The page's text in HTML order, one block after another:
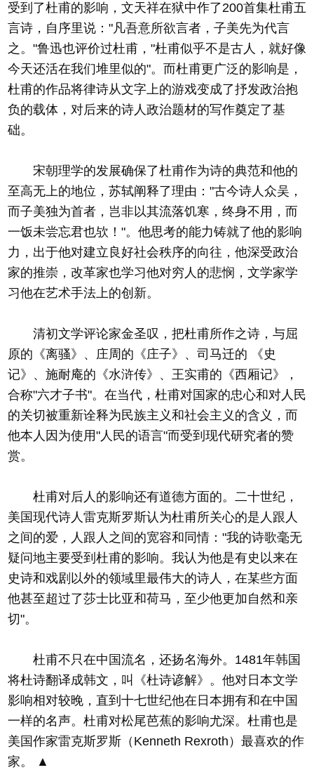
受到了杜甫的影响，文天祥在狱中作了200首集杜甫五
言诗，自序里说："凡吾意所欲言者，子美先为代言
之。"鲁迅也评价过杜甫，"杜甫似乎不是古人，就好像
今天还活在我们堆里似的"。而杜甫更广泛的影响是，
杜甫的作品将律诗从文字上的游戏变成了抒发政治抱
负的载体，对后来的诗人政治题材的写作奠定了基
础。
宋朝理学的发展确保了杜甫作为诗的典范和他的
至高无上的地位，苏轼阐释了理由："古今诗人众吴，
而子美独为首者，岂非以其流落饥寒，终身不用，而
一饭未尝忘君也欤！"。他思考的能力铸就了他的影响
力，出于他对建立良好社会秩序的向往，他深受政治
家的推崇，改革家也学习他对穷人的悲悯，文学家学
习他在艺术手法上的创新。
清初文学评论家金圣叹，把杜甫所作之诗，与屈
原的《离骚》、庄周的《庄子》、司马迁的 《史
记》、施耐庵的《水浒传》、王实甫的《西厢记》，
合称"六才子书"。在当代，杜甫对国家的忠心和对人民
的关切被重新诠释为民族主义和社会主义的含义，而
他本人因为使用"人民的语言"而受到现代研究者的赞
赏。
杜甫对后人的影响还有道德方面的。二十世纪，
美国现代诗人雷克斯罗斯认为杜甫所关心的是人跟人
之间的爱，人跟人之间的宽容和同情："我的诗歌毫无
疑问地主要受到杜甫的影响。我认为他是有史以来在
史诗和戏剧以外的领域里最伟大的诗人，在某些方面
他甚至超过了莎士比亚和荷马，至少他更加自然和亲
切"。
杜甫不只在中国流名，还扬名海外。1481年韩国
将杜诗翻译成韩文，叫《杜诗谚解》。他对日本文学
影响相对较晚，直到十七世纪他在日本拥有和在中国
一样的名声。杜甫对松尾芭蕉的影响尤深。杜甫也是
美国作家雷克斯罗斯（Kenneth Rexroth）最喜欢的作
家。 ▲